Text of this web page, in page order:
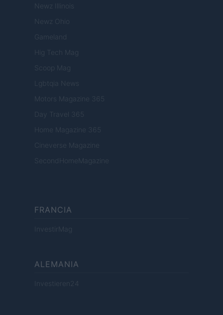
Newz Illinois
Newz Ohio
Gameland
Hig Tech Mag
Scoop Mag
Lgbtqia News
Motors Magazine 365
Day Travel 365
Home Magazine 365
Cineverse Magazine
SecondHomeMagazine
FRANCIA
InvestirMag
ALEMANIA
Investieren24